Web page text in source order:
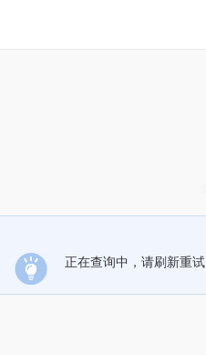
正在查询中，请刷新重试